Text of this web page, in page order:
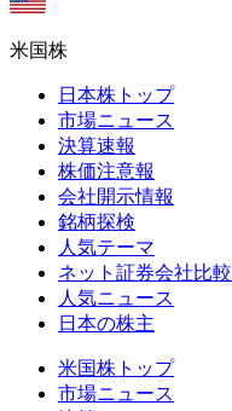
米国株
日本株トップ
市場ニュース
決算速報
株価注意報
会社開示情報
銘柄探検
人気テーマ
ネット証券会社比較
人気ニュース
日本の株主
米国株トップ
市場ニュース